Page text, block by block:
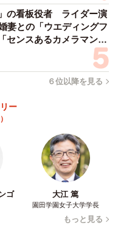
供：七 雑種犬つるちゃんさ
なったのですが、父
犬好きの父がとても喜
て立派にセラピードッ
の看板役者 ライダー演
妻との「ウエディングフ
ンスあるカメラマン求
６位以降を見る
ー
ゴ 大江 篤
園田学園女子大学学長
もっと見る